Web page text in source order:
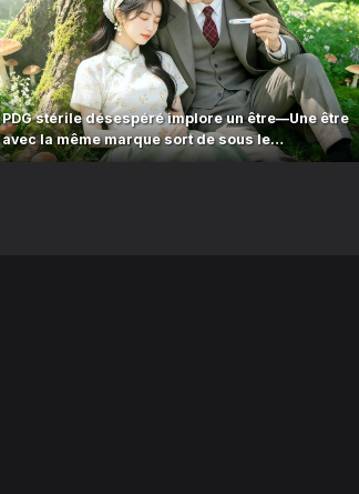
PDG stérile désespéré implore un être—Une être
avec la même marque sort de sous le
bureau:«Papa!»?